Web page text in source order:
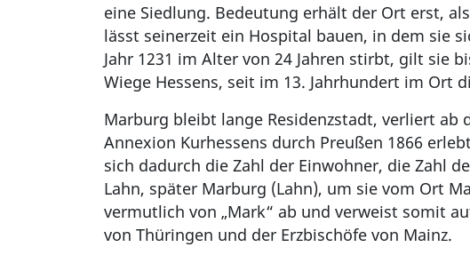
eine Siedlung. Bedeutung erhält der Ort erst,
lässt seinerzeit ein Hospital bauen, in dem sie
Jahr 1231 im Alter von 24 Jahren stirbt, gilt sie
Wiege Hessens, seit im 13. Jahrhundert im Ort
Marburg bleibt lange Residenzstadt, verliert ab
Annexion Kurhessens durch Preußen 1866
sich dadurch die Zahl der Einwohner, die Zahl
Lahn, später Marburg (Lahn), um sie vom Ort
vermutlich von „Mark“ ab und verweist somit
von Thüringen und der Erzbischöfe von Mainz.